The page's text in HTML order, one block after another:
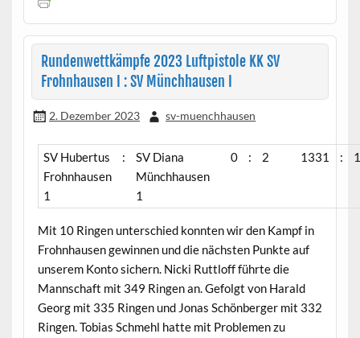
Rundenwettkämpfe 2023 Luftpistole KK SV
Frohnhausen I : SV Münchhausen I
2. Dezember 2023 sv-muenchhausen
SV Hubertus
Frohnhausen
1
:
SV Diana
Münchhausen
1
0 : 2 1331 :
Mit 10 Ringen unterschied konnten wir den Kampf in
Frohnhausen gewinnen und die nächsten Punkte auf
unserem Konto sichern. Nicki Ruttloff führte die
Mannschaft mit 349 Ringen an. Gefolgt von Harald
Georg mit 335 Ringen und Jonas Schönberger mit 332
Ringen. Tobias Schmehl hatte mit Problemen zu